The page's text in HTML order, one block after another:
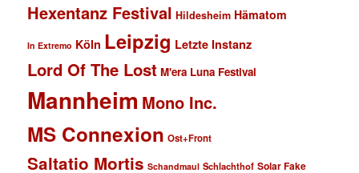
Hexentanz Festival Hildesheim Hämatom
In Extremo Köln Leipzig Letzte Instanz
Lord Of The Lost M'era Luna Festival
Mannheim Mono Inc.
MS Connexion Ost+Front
Saltatio Mortis Schandmaul Schlachthof Solar Fake